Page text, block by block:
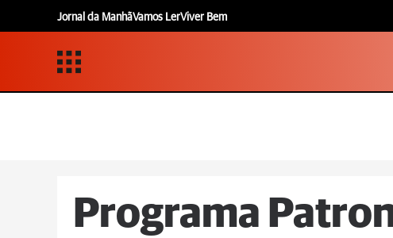
Jornal da ManhãVamos LerViver Bem
Programa